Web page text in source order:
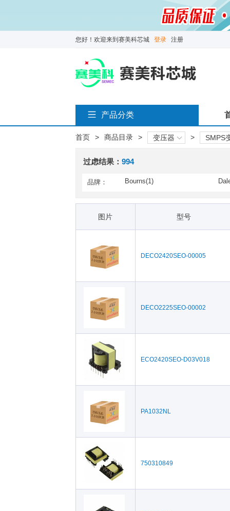
您好！欢迎来到赛美科芯城 登录 注册
产品分类
首页 > 商品目录 > 变压器 > SMPS
过虑结果： 994
品牌： Bourns(1)
2)
图片 型号
DECO2420SEO-00005
DECO2225SEO-00002
ECO2420SEO-D03V018
PA1032NL
750310849